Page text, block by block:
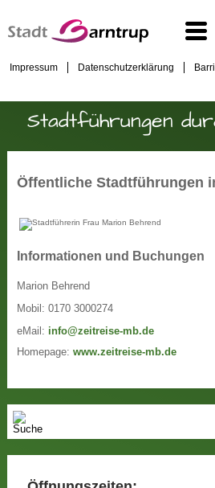
Impressum Datenschutzerklärung
Stadtführungen
Öffentliche Stadtführungen
Informationen und Buchungen
Marion Behrend
Mobil: 0170 3000274
eMail: info@zeitreise-mb.de
Homepage:www.zeitreise-mb.de